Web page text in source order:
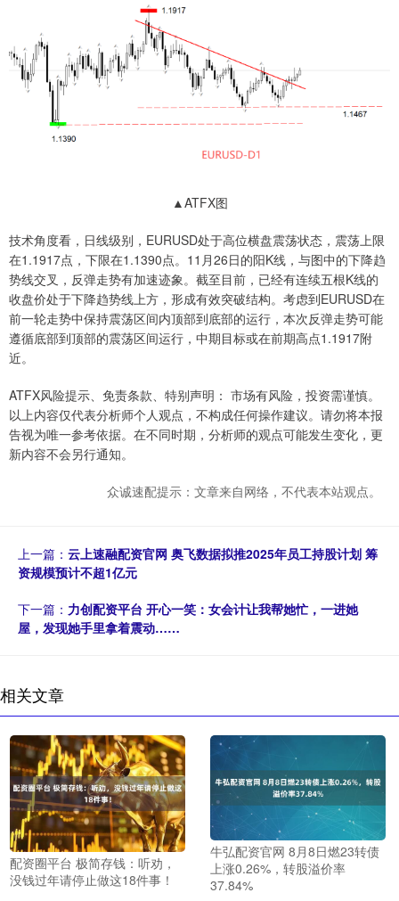
▲ATFX图
技术角度看，日线级别，EURUSD处于高位横盘震荡状态，震荡上限
在1.1917点，下限在1.1390点。11月26日的阳K线，与图中的下降趋
势线交叉，反弹走势有加速迹象。截至目前，已经有连续五根K线的
收盘价处于下降趋势线上方，形成有效突破结构。考虑到EURUSD在
前一轮走势中保持震荡区间内顶部到底部的运行，本次反弹走势可能
遵循底部到顶部的震荡区间运行，中期目标或在前期高点1.1917附
近。
ATFX风险提示、免责条款、特别声明： 市场有风险，投资需谨慎。
以上内容仅代表分析师个人观点，不构成任何操作建议。请勿将本报
告视为唯一参考依据。在不同时期，分析师的观点可能发生变化，更
新内容不会另行通知。
众诚速配提示：文章来自网络，不代表本站观点。
上一篇： 云上速融配资官网 奥飞数据拟推2025年员工持股计划 筹
资规模预计不超1亿元
下一篇： 力创配资平台 开心一笑：女会计让我帮她忙，一进她
屋，发现她手里拿着震动……
相关文章
配资圈平台 极简存钱：听劝，
没钱过年请停止做这18件事！
牛弘配资官网 8月8日燃23转债
上涨0.26%，转股溢价率
37.84%